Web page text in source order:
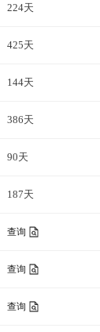
224天
425天
144天
386天
90天
187天
查询
查询
查询